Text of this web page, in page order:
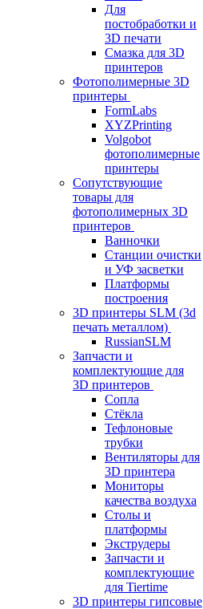
Для
постобработки и
3D печати
Смазка для 3D
принтеров
Фотополимерные 3D
принтеры
FormLabs
XYZPrinting
Volgobot
фотополимерные
принтеры
Сопутствующие
товары для
фотополимерных 3D
принтеров
Ванночки
Станции очистки
и УФ засветки
Платформы
построения
3D принтеры SLM (3d
печать металлом)
RussianSLM
Запчасти и
комплектующие для
3D принтеров
Сопла
Cтёкла
Тефлоновые
трубки
Вентиляторы для
3D принтера
Мониторы
качества воздуха
Столы и
платформы
Экструдеры
Запчасти и
комплектующие
для Tiertime
3D принтеры гипсовые